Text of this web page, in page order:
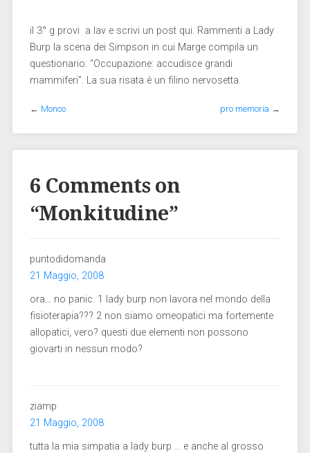
il 3° g provi a lav e scrivi un post qui. Rammenti a Lady
Burp la scena dei Simpson in cui Marge compila un
questionario: “Occupazione: accudisce grandi
mammiferi”. La sua risata è un filino nervosetta.
← Monco pro memoria →
6 Comments on
“Monkitudine”
puntodidomanda
21 Maggio, 2008
ora… no panic. 1 lady burp non lavora nel mondo della
fisioterapia??? 2 non siamo omeopatici ma fortemente
allopatici, vero? questi due elementi non possono
giovarti in nessun modo?
ziamp
21 Maggio, 2008
tutta la mia simpatia a lady burp … e anche al grosso